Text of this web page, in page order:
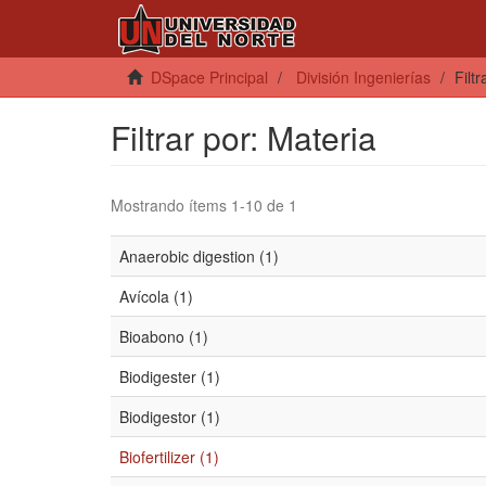
DSpace Principal División Ingenierías
Filtrar por: Materia
Mostrando ítems 1-10 de 1
Anaerobic digestion (1)
Avícola (1)
Bioabono (1)
Biodigester (1)
Biodigestor (1)
Biofertilizer (1)